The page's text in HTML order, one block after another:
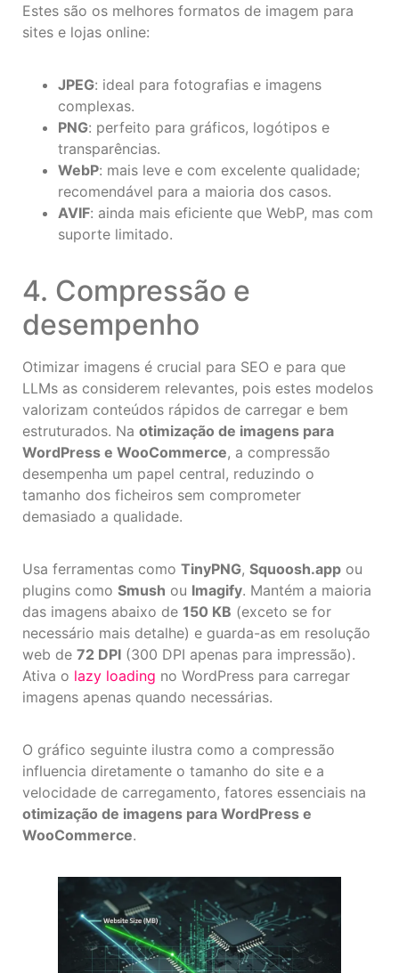
Estes são os melhores formatos de imagem para
sites e lojas online:
JPEG: ideal para fotografias e imagens
complexas.
PNG: perfeito para gráficos, logótipos e
transparências.
WebP: mais leve e com excelente qualidade;
recomendável para a maioria dos casos.
AVIF: ainda mais eficiente que WebP, mas com
suporte limitado.
4. Compressão e
desempenho
Otimizar imagens é crucial para SEO e para que
LLMs as considerem relevantes, pois estes modelos
valorizam conteúdos rápidos de carregar e bem
estruturados. Na otimização de imagens para
WordPress e WooCommerce, a compressão
desempenha um papel central, reduzindo o
tamanho dos ficheiros sem comprometer
demasiado a qualidade.
Usa ferramentas como TinyPNG, Squoosh.app ou
plugins como Smush ou Imagify. Mantém a maioria
das imagens abaixo de 150 KB (exceto se for
necessário mais detalhe) e guarda-as em resolução
web de 72 DPI (300 DPI apenas para impressão).
Ativa o lazy loading no WordPress para carregar
imagens apenas quando necessárias.
O gráfico seguinte ilustra como a compressão
influencia diretamente o tamanho do site e a
velocidade de carregamento, fatores essenciais na
otimização de imagens para WordPress e
WooCommerce.